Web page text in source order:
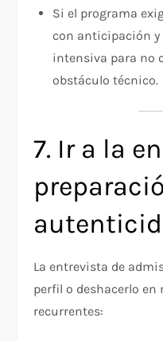
Si el programa
con anticipación
intensiva para no
obstáculo técnico.
7. Ir a la
La entrevista de
perfil o deshacerlo en
recurrentes: